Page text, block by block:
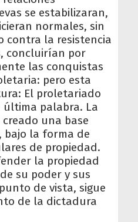
se estabilizaran,
normales, sin
contra la resistencia
concluirían por
las conquistas
pero esta
El proletariado
palabra. La
una base
bajo la forma de
de propiedad.
la propiedad
su poder y sus
de vista, sigue
de la dictadura